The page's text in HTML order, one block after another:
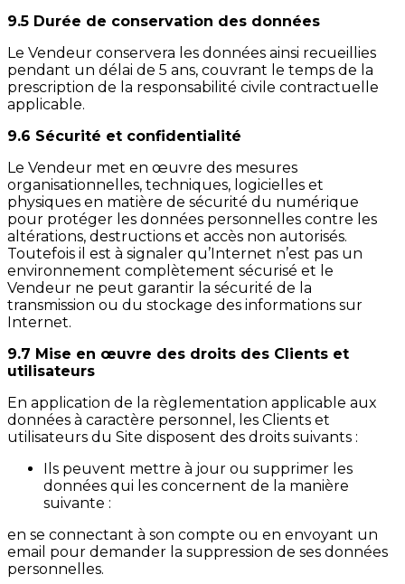
9.5 Durée de conservation des données
Le Vendeur conservera les données ainsi recueillies
pendant un délai de 5 ans, couvrant le temps de la
prescription de la responsabilité civile contractuelle
applicable.
9.6 Sécurité et confidentialité
Le Vendeur met en œuvre des mesures
organisationnelles, techniques, logicielles et
physiques en matière de sécurité du numérique
pour protéger les données personnelles contre les
altérations, destructions et accès non autorisés.
Toutefois il est à signaler qu’Internet n’est pas un
environnement complètement sécurisé et le
Vendeur ne peut garantir la sécurité de la
transmission ou du stockage des informations sur
Internet.
9.7 Mise en œuvre des droits des Clients et
utilisateurs
En application de la règlementation applicable aux
données à caractère personnel, les Clients et
utilisateurs du Site disposent des droits suivants :
Ils peuvent mettre à jour ou supprimer les
données qui les concernent de la manière
suivante :
en se connectant à son compte ou en envoyant un
email pour demander la suppression de ses données
personnelles.